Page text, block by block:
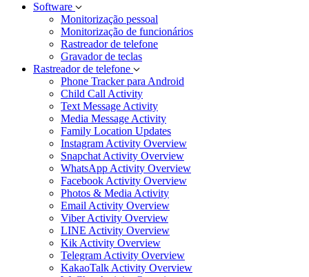
Software
Monitorização pessoal
Monitorização de funcionários
Rastreador de telefone
Gravador de teclas
Rastreador de telefone
Phone Tracker para Android
Child Call Activity
Text Message Activity
Media Message Activity
Family Location Updates
Instagram Activity Overview
Snapchat Activity Overview
WhatsApp Activity Overview
Facebook Activity Overview
Photos & Media Activity
Email Activity Overview
Viber Activity Overview
LINE Activity Overview
Kik Activity Overview
Telegram Activity Overview
KakaoTalk Activity Overview